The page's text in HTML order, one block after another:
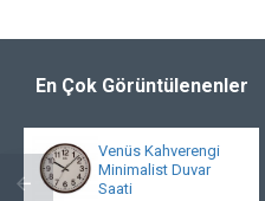
En Çok Görüntülenenler
Venüs Kahverengi
Minimalist Duvar
Saati